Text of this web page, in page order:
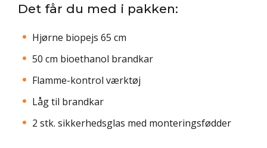
Det får du med i pakken:
Hjørne biopejs 65 cm
50 cm bioethanol brandkar
Flamme-kontrol værktøj
Låg til brandkar
2 stk. sikkerhedsglas med monteringsfødder